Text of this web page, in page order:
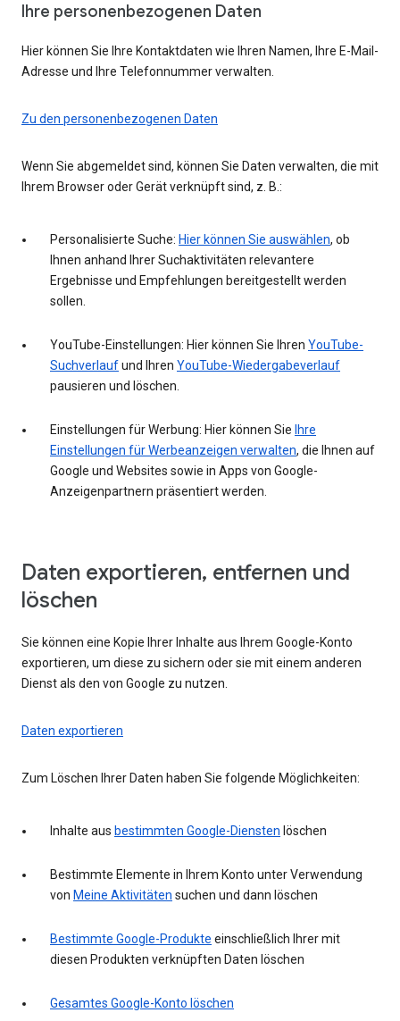
Ihre personenbezogenen Daten
Hier können Sie Ihre Kontaktdaten wie Ihren Namen, Ihre E-Mail-
Adresse und Ihre Telefonnummer verwalten.
Zu den personenbezogenen Daten
Wenn Sie abgemeldet sind, können Sie Daten verwalten, die mit
Ihrem Browser oder Gerät verknüpft sind, z. B.:
Personalisierte Suche: Hier können Sie auswählen, ob
Ihnen anhand Ihrer Suchaktivitäten relevantere
Ergebnisse und Empfehlungen bereitgestellt werden
sollen.
YouTube-Einstellungen: Hier können Sie Ihren YouTube-
Suchverlaufund Ihren YouTube-Wiedergabeverlauf
pausieren und löschen.
Einstellungen für Werbung: Hier können Sie Ihre
Einstellungen für Werbeanzeigen verwalten, die Ihnen auf
Google und Websites sowie in Apps von Google-
Anzeigenpartnern präsentiert werden.
Daten exportieren, entfernen und
löschen
Sie können eine Kopie Ihrer Inhalte aus Ihrem Google-Konto
exportieren, um diese zu sichern oder sie mit einem anderen
Dienst als den von Google zu nutzen.
Daten exportieren
Zum Löschen Ihrer Daten haben Sie folgende Möglichkeiten:
Inhalte aus bestimmten Google-Diensten löschen
Bestimmte Elemente in Ihrem Konto unter Verwendung
von Meine Aktivitäten suchen und dann löschen
Bestimmte Google-Produkte einschließlich Ihrer mit
diesen Produkten verknüpften Daten löschen
Gesamtes Google-Konto löschen